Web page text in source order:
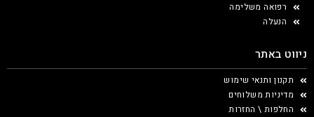
רפואה משלימה
הנעלה
ניווט באתר
תקנון ותנאי שימוש
מדיניות משלוחים
החלפות \ החזרות